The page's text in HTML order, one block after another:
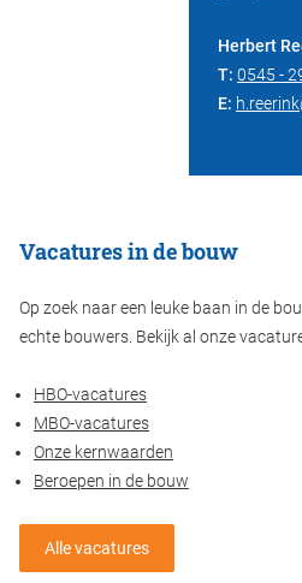
Herbert
T: 0545 -
E:
Vacatures in de bouw
Op zoek naar een leuke baan in de
echte bouwers. Bekijk al onze
HBO-vacatures
MBO-vacatures
Onze kernwaarden
Beroepen in de bouw
Alle vacatures